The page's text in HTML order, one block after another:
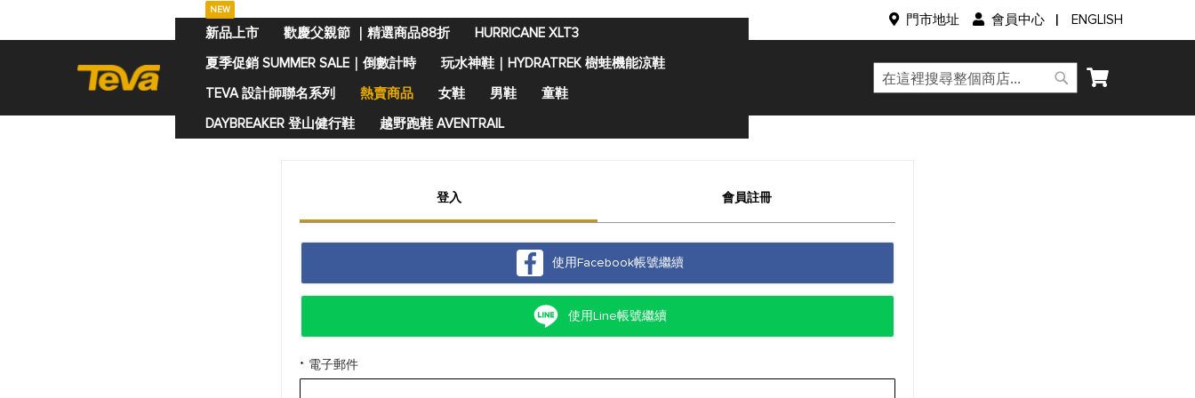
過
到
內
語
言
ENGLISH
門市地址
會員中心
新品上市
NEW
歡慶父親節 ｜精選商品88折
HURRICANE XLT3
夏季促銷 SUMMER SALE｜倒數計時
玩水神鞋｜HYDRATREK 樹蛙機能涼鞋
TEVA 設計師聯名系列
熱賣商品 女鞋 男鞋
童鞋
DAYBREAKER 登山健行鞋
越野跑鞋 AVENTRAIL
搜
尋
我的購物車
登入 會員註冊
使用Facebook帳號繼續
使用Line帳號繼續
電子郵件